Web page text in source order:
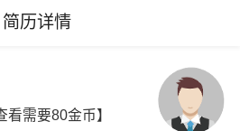
简历详情
看需要80金币】